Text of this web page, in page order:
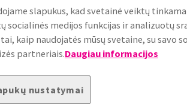
slapukus, kad svetainė veiktų
socialinės medijos funkcijas ir analizuotų
kaip naudojatės mūsų svetaine, su savo
partneriais.Daugiau informacijos
nustatymai